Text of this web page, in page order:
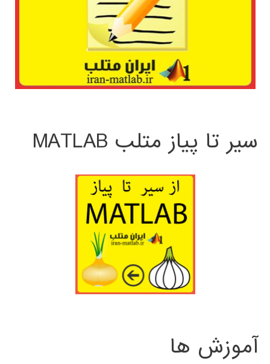
سیر تا پیاز متلب MATLAB
آموزش ها